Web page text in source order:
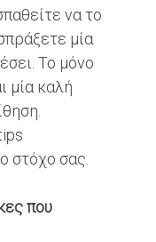
να το
μία
Το μόνο
μία καλή
στόχο σας.
που